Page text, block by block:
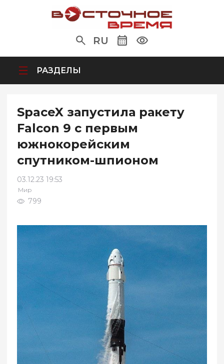
RU
РАЗДЕЛЫ
SpaceX запустила ракету
Falcon 9 с первым
южнокорейским
спутником-шпионом
03.12.23 19:53
Мир
799